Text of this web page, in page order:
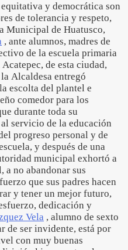
y democrática son
de tolerancia y respeto,
Municipal de Huatusco,
, ante alumnos, madres de
de la escuela primaria
de esta ciudad,
Alcaldesa entregó
escolta del plantel e
comedor para los
durante toda su
servicio de la educación
progreso personal y de
y después de una
municipal exhortó a
a no abandonar sus
que sus padres hacen
y tener un mejor futuro,
dedicación y
Vela , alumno de sexto
de ser invidente, está por
con muy buenas